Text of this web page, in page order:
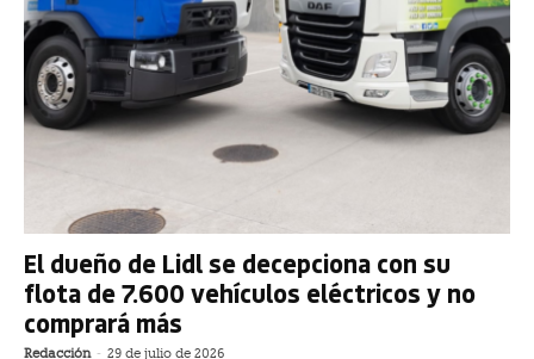
El dueño de Lidl se decepciona con su
flota de 7.600 vehículos eléctricos y no
comprará más
Redacción - 29 de julio de 2026